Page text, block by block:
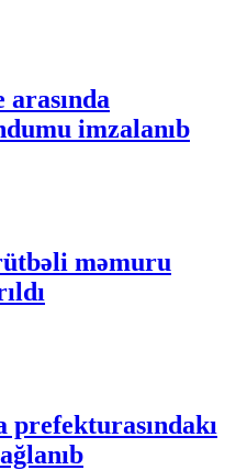
imzalanıb
məmuru
prefekturasındakı